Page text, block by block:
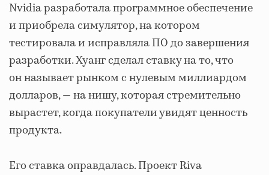
Nvidia разработала программное обеспечение
и приобрела симулятор, на котором
тестировала и исправляла ПО до завершения
разработки. Хуанг сделал ставку на то, что
он называет рынком с нулевым миллиардом
долларов, — на нишу, которая стремительно
вырастет, когда покупатели увидят ценность
продукта.
Его ставка оправдалась. Проект Riva